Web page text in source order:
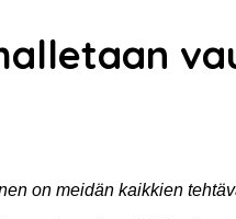
on meidän kaikkien